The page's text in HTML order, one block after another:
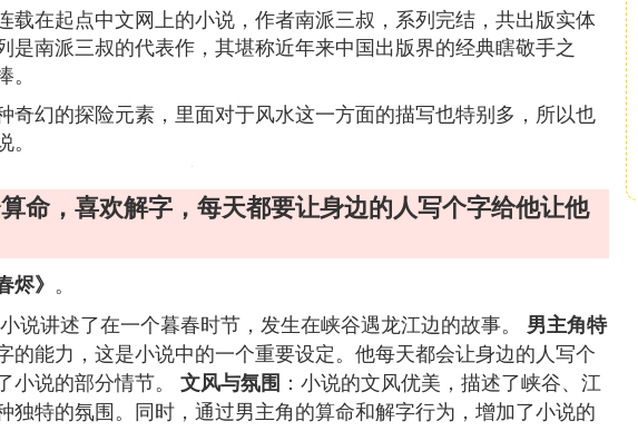
载在起点中文网上的小说，作者南派三叔，系列完结，共出版实体
是南派三叔的代表作，其堪称近年来中国出版界的经典瞎敬手之
奇幻的探险元素，里面对于风水这一方面的描写也特别多，所以也
命，喜欢解字，每天都要让身边的人写个字给他让他
烬》 。
小说讲述了在一个暮春时节，发生在峡谷遇龙江边的故事。 男主角特
的能力，这是小说中的一个重要设定。他每天都会让身边的人写个
小说的部分情节。 文风与氛围 ：小说的文风优美，描述了峡谷、江
独特的氛围。同时，通过男主角的算命和解字行为，增加了小说的